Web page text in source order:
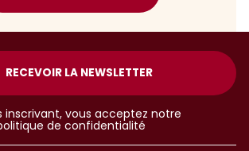
RECEVOIR LA NEWSLETTER
inscrivant, vous acceptez notre
de confidentialité